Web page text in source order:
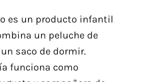
es un producto infantil
un peluche de
saco de dormir.
funciona como